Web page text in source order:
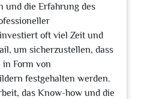
und die Erfahrung des
oft viel Zeit und
um sicherzustellen, dass
Form von
festgehalten werden.
das Know-how und die